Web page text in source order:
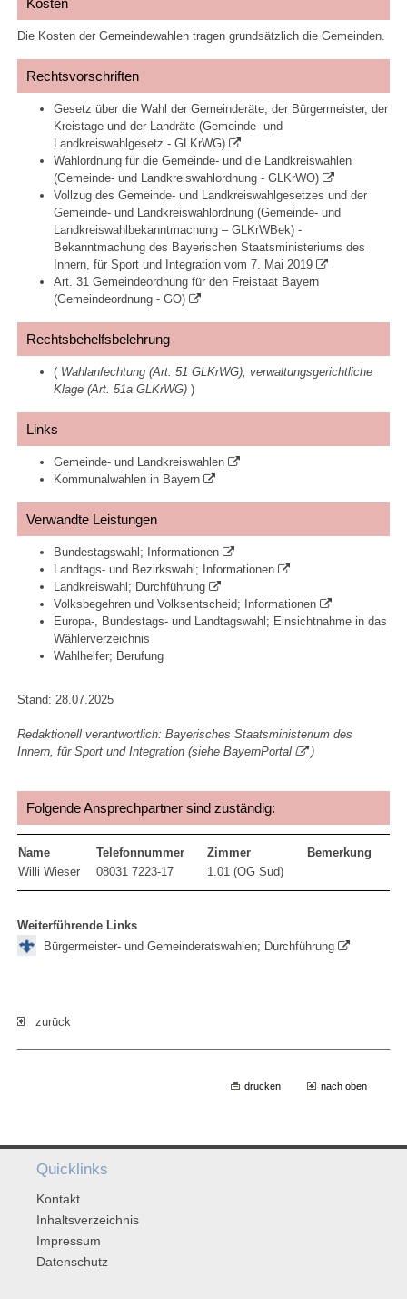
Die Kosten der Gemeindewahlen tragen grundsätzlich die Gemeinden.
Rechtsvorschriften
Gesetz über die Wahl der Gemeinderäte, der Bürgermeister, der
Kreistage und der Landräte (Gemeinde- und
Landkreiswahlgesetz - GLKrWG)
Wahlordnung für die Gemeinde- und die Landkreiswahlen
(Gemeinde- und Landkreiswahlordnung - GLKrWO)
Vollzug des Gemeinde- und Landkreiswahlgesetzes und der
Gemeinde- und Landkreiswahlordnung (Gemeinde- und
Landkreiswahlbekanntmachung – GLKrWBek) -
Bekanntmachung des Bayerischen Staatsministeriums des
Innern, für Sport und Integration vom 7. Mai 2019
Art. 31 Gemeindeordnung für den Freistaat Bayern
(Gemeindeordnung - GO)
Rechtsbehelfsbelehrung
( Wahlanfechtung (Art. 51 GLKrWG), verwaltungsgerichtliche
Klage (Art. 51a GLKrWG) )
Links
Gemeinde- und Landkreiswahlen
Kommunalwahlen in Bayern
Verwandte Leistungen
Bundestagswahl; Informationen
Landtags- und Bezirkswahl; Informationen
Landkreiswahl; Durchführung
Volksbegehren und Volksentscheid; Informationen
Europa-, Bundestags- und Landtagswahl; Einsichtnahme in das
Wählerverzeichnis
Wahlhelfer; Berufung
Stand: 28.07.2025
Redaktionell verantwortlich: Bayerisches Staatsministerium des
Innern, für Sport und Integration (sieheBayernPortal )
Folgende Ansprechpartner sind zuständig:
Name Telefonnummer Zimmer
Bemerkung
Willi Wieser
08031 7223-17 1.01 (OG Süd)
Weiterführende Links
Bürgermeister- und Gemeinderatswahlen; Durchführung
zurück
drucken nach oben
Quicklinks
Kontakt
Inhaltsverzeichnis
Impressum
Datenschutz